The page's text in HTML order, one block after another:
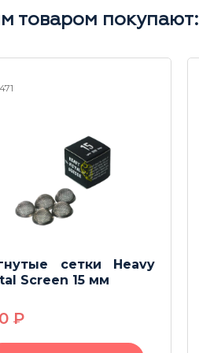
товаром покупают:
сетки Heavy
Screen 15 мм
P